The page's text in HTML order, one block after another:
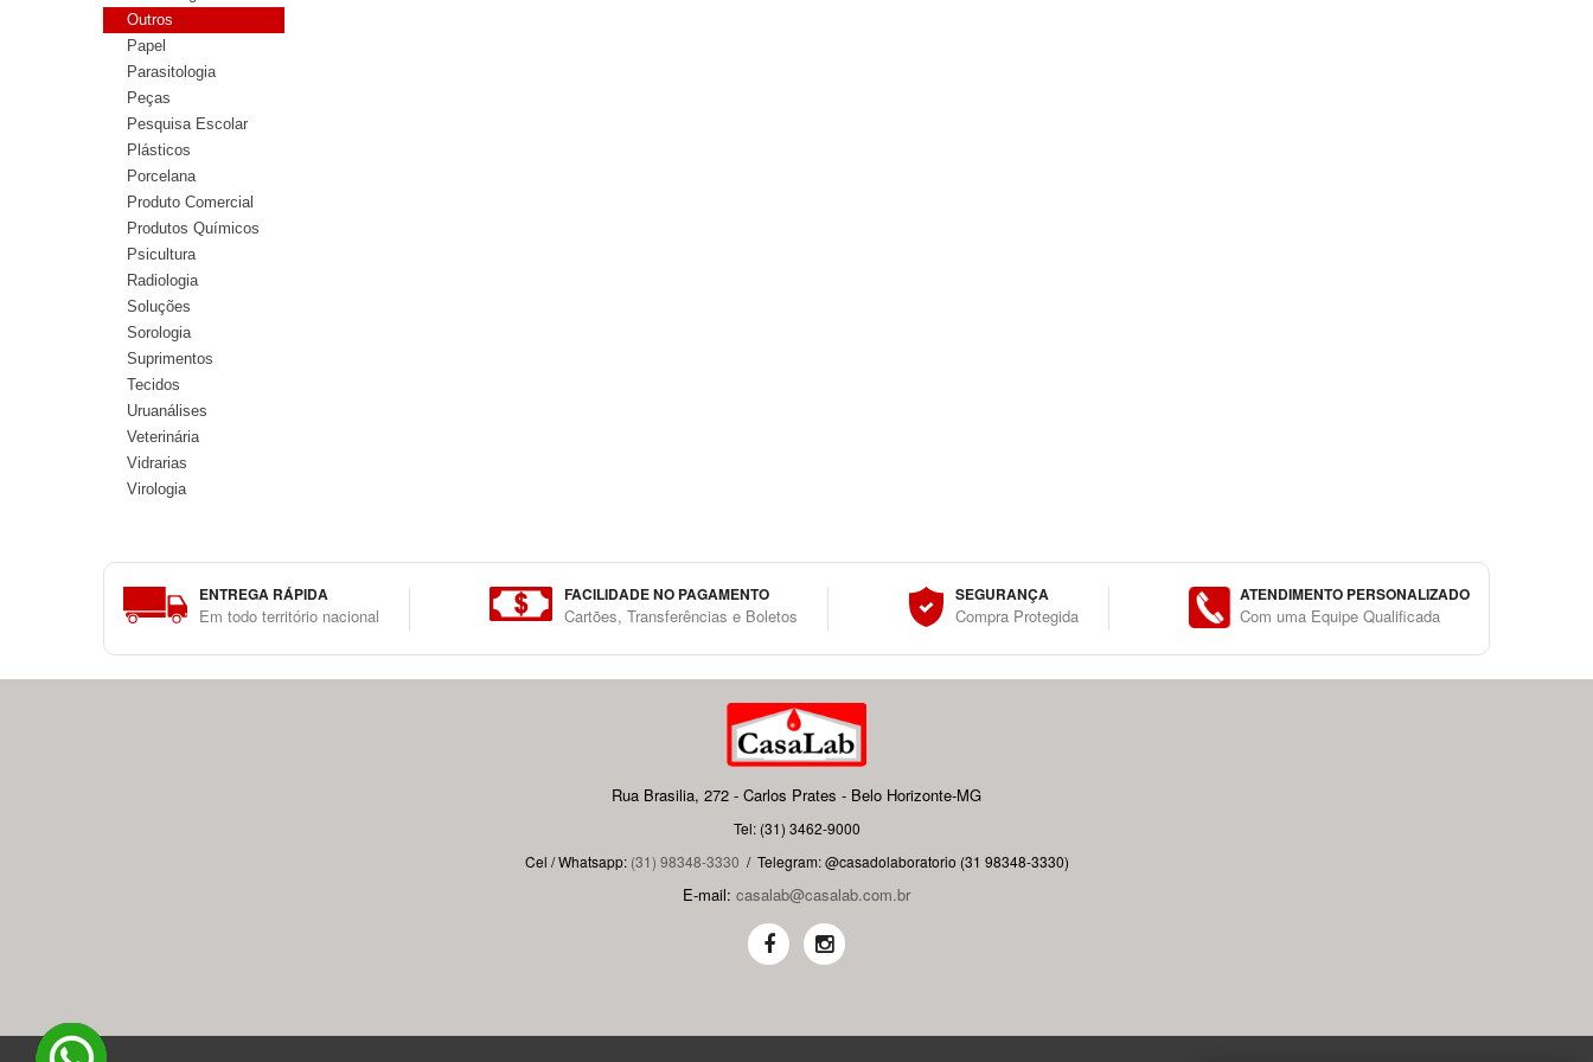
Outros
Papel
Parasitologia
Peças
Pesquisa Escolar
Plásticos
Porcelana
Produto Comercial
Produtos Químicos
Psicultura
Radiologia
Soluções
Sorologia
Suprimentos
Tecidos
Uruanálises
Veterinária
Vidrarias
Virologia
ENTREGA RÁPIDA
Em todo território nacional
FACILIDADE NO PAGAMENTO
Cartões, Transferências e Boletos
SEGURANÇA
Compra Protegida
ATENDIMENTO PERSONALIZADO
Com uma Equipe Qualificada
Rua Brasilia, 272 - Carlos Prates - Belo Horizonte-MG
Tel: (31) 3462-9000
Cel / Whatsapp: (31) 98348-3330 / Telegram: @casadolaboratorio (31 98348-3330)
E-mail: casalab@casalab.com.br